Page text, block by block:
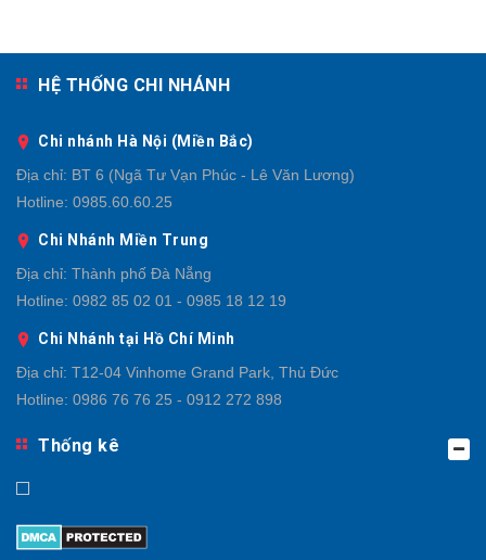
HỆ THỐNG CHI NHÁNH
Chi nhánh Hà Nội (Miền Bắc)
Địa chỉ: BT 6 (Ngã Tư Vạn Phúc - Lê Văn Lương)
Hotline: 0985.60.60.25
Chi Nhánh Miền Trung
Địa chỉ: Thành phố Đà Nẵng
Hotline: 0982 85 02 01 - 0985 18 12 19
Chi Nhánh tại Hồ Chí Minh
Địa chỉ: T12-04 Vinhome Grand Park, Thủ Đức
Hotline: 0986 76 76 25 - 0912 272 898
Thống kê